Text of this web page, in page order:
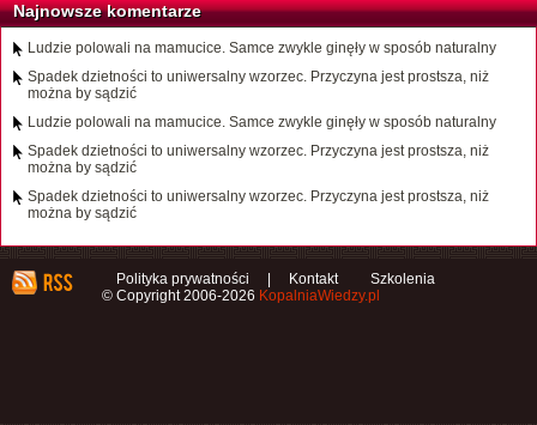
Najnowsze komentarze
Ludzie polowali na mamucice. Samce zwykle ginęły w sposób naturalny
Spadek dzietności to uniwersalny wzorzec. Przyczyna jest prostsza, niż
można by sądzić
Ludzie polowali na mamucice. Samce zwykle ginęły w sposób naturalny
Spadek dzietności to uniwersalny wzorzec. Przyczyna jest prostsza, niż
można by sądzić
Spadek dzietności to uniwersalny wzorzec. Przyczyna jest prostsza, niż
można by sądzić
Polityka prywatności Kontakt
Szkolenia
© Copyright 2006-2026 KopalniaWiedzy.pl